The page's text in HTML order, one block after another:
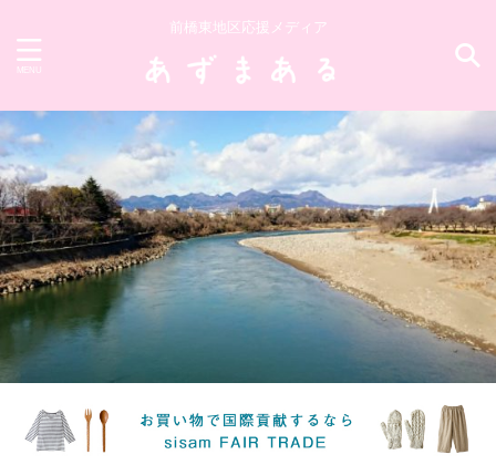
前橋東地区応援メディア